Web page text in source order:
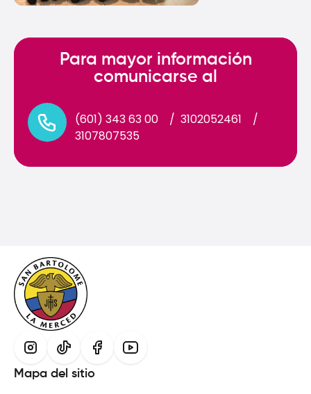
Para mayor información
comunicarse al
(601) 343 63 00 / 3102052461
/
3107807535
Mapa del sitio